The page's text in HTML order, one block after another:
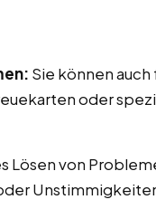
Sie können
oder
Lösen von